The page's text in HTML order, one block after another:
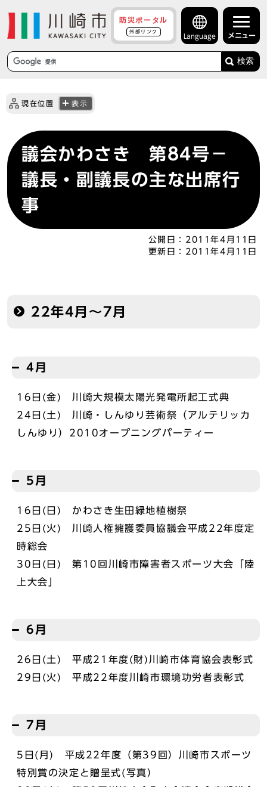
防災ポータル
外部リンク
Language メニュー
検索
現在位置 表示
議会かわさき 第84号－
議長・副議長の主な出席行
事
公開日： 2011年4月11日
更新日： 2011年4月11日
22年4月～7月
4月
16日(金) 川崎大規模太陽光発電所起工式典
24日(土) 川崎・しんゆり芸術祭（アルテリッカ
しんゆり）2010オープニングパーティー
5月
16日(日) かわさき生田緑地植樹祭
25日(火) 川崎人権擁護委員協議会平成22年度定
時総会
30日(日) 第10回川崎市障害者スポーツ大会「陸
上大会」
6月
26日(土) 平成21年度(財)川崎市体育協会表彰式
29日(火) 平成22年度川崎市環境功労者表彰式
7月
5日(月) 平成22年度（第39回）川崎市スポーツ
特別賞の決定と贈呈式(写真）